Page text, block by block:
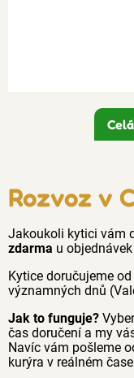
Rozvoz v
Jakoukoli kytici vám
zdarma u
Kytice doručujeme
významných dnů
Jak to funguje?
čas doručení a my
Navíc vám pošleme
kurýra v reálném